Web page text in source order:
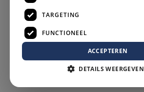
TARGETING
FUNCTIONEEL
ACCEPTEREN
DETAILS WEERGEVEN